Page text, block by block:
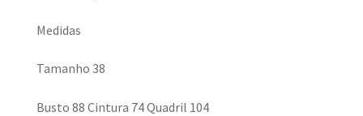
Medidas
Tamanho 38
Busto 88 Cintura 74 Quadril 104